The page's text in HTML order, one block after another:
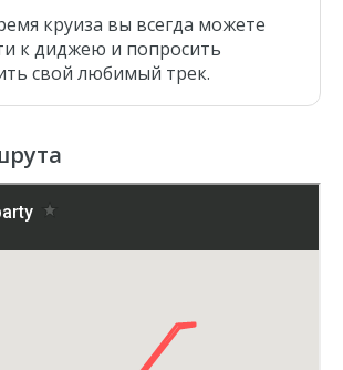
круиза вы всегда можете
к диджею и попросить
свой любимый трек.